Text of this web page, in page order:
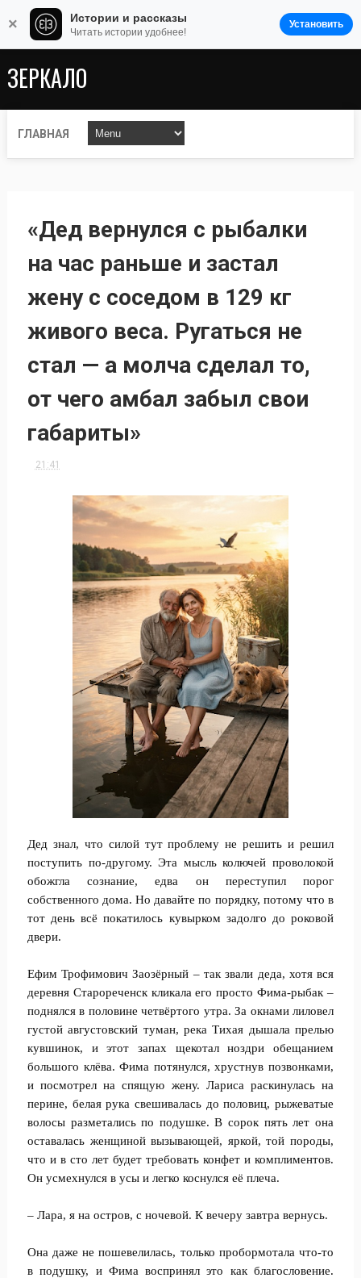
ЗЕРКАЛО
ГЛАВНАЯ
«Дед вернулся с рыбалки
на час раньше и застал
жену с соседом в 129 кг
живого веса. Ругаться не
стал — а молча сделал то,
от чего амбал забыл свои
габариты»
21:41
Дед знал, что силой тут проблему не решить и решил
поступить по-другому. Эта мысль колючей проволокой
обожгла сознание, едва он переступил порог
собственного дома. Но давайте по порядку, потому что в
тот день всё покатилось кувырком задолго до роковой
двери.
Ефим Трофимович Заозёрный – так звали деда, хотя вся
деревня Старореченск кликала его просто Фима-рыбак –
поднялся в половине четвёртого утра. За окнами лиловел
густой августовский туман, река Тихая дышала прелью
кувшинок, и этот запах щекотал ноздри обещанием
большого клёва. Фима потянулся, хрустнув позвонками,
и посмотрел на спящую жену. Лариса раскинулась на
перине, белая рука свешивалась до половиц, рыжеватые
волосы разметались по подушке. В сорок пять лет она
оставалась женщиной вызывающей, яркой, той породы,
что и в сто лет будет требовать конфет и комплиментов.
Он усмехнулся в усы и легко коснулся её плеча.
– Лара, я на остров, с ночевой. К вечеру завтра вернусь.
Она даже не пошевелилась, только пробормотала что-то
в подушку, и Фима воспринял это как благословение.
× Истории и рассказы
Читать истории удобнее!
Установить